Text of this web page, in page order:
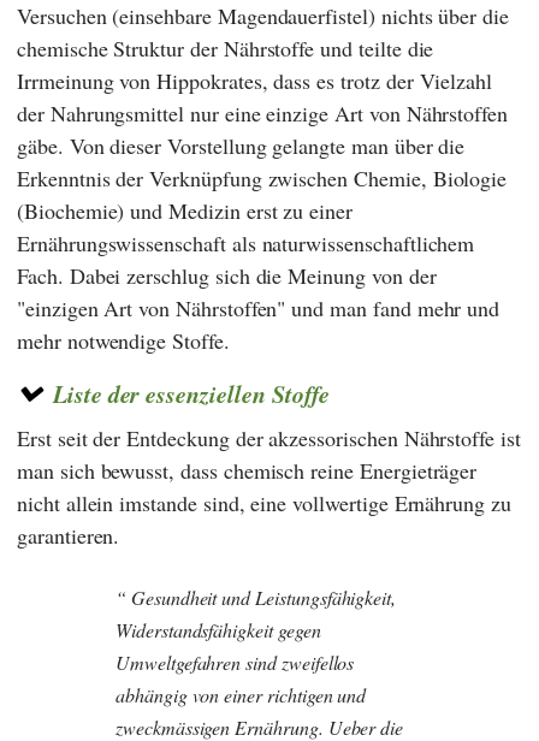
Versuchen (einsehbare Magendauerfistel) nichts über die
chemische Struktur der Nährstoffe und teilte die
Irrmeinung von Hippokrates, dass es trotz der Vielzahl
der Nahrungsmittel nur eine einzige Art von Nährstoffen
gäbe. Von dieser Vorstellung gelangte man über die
Erkenntnis der Verknüpfung zwischen Chemie, Biologie
(Biochemie) und Medizin erst zu einer
Ernährungswissenschaft als naturwissenschaftlichem
Fach. Dabei zerschlug sich die Meinung von der
"einzigen Art von Nährstoffen" und man fand mehr und
mehr notwendige Stoffe.
Liste der essenziellen Stoffe
Erst seit der Entdeckung der akzessorischen Nährstoffe ist
man sich bewusst, dass chemisch reine Energieträger
nicht allein imstande sind, eine vollwertige Ernährung zu
garantieren.
Gesundheit und Leistungsfähigkeit,
Widerstandsfähigkeit gegen
Umweltgefahren sind zweifellos
abhängig von einer richtigen und
zweckmässigen Ernährung. Ueber die